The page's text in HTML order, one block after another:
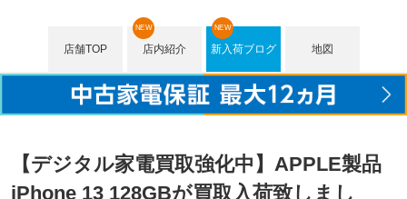
店舗TOP 店内紹介
NEW
新入荷ブログ
NEW
地図
【デジタル家電買取強化中】APPLE製品
iPhone 13 128GBが買取入荷致しまし